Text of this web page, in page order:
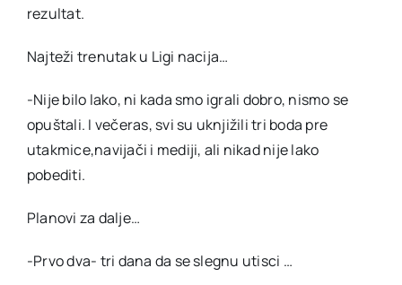
rezultat.
Najteži trenutak u Ligi nacija…
-Nije bilo lako, ni kada smo igrali dobro, nismo se
opuštali. I večeras, svi su uknjižili tri boda pre
utakmice,navijači i mediji, ali nikad nije lako
pobediti.
Planovi za dalje…
-Prvo dva- tri dana da se slegnu utisci …